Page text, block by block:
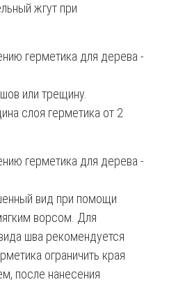
жгут при
или трещину.
слоя герметика от 2
вид при помощи
ворсом. Для
шва рекомендуется
ограничить края
после нанесения